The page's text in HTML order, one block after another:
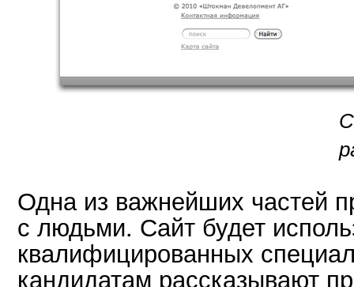
Одна из важнейших частей
с людьми. Сайт будет
квалифицированных
кандидатам рассказывают